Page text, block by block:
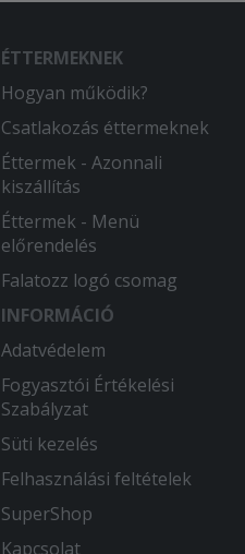
ÉTTERMEKNEK
Hogyan működik?
Csatlakozás éttermeknek
Éttermek - Azonnali
kiszállítás
Éttermek - Menü
előrendelés
Falatozz logó csomag
INFORMÁCIÓ
Adatvédelem
Fogyasztói Értékelési
Szabályzat
Süti kezelés
Felhasználási feltételek
SuperShop
Kapcsolat